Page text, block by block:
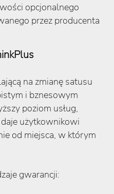
opcjonalnego
przez producenta
na zmianę satusu
i bznesowym
poziom usług,
daje użytkownikowi
od miejsca, w którym
gwarancji: